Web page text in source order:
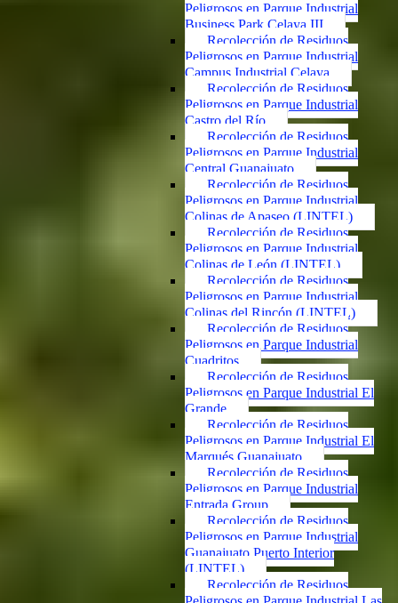
Peligrosos en Parque Industrial
Business Park Celaya III
Recolección de Residuos
Peligrosos en Parque Industrial
Campus Industrial Celaya
Recolección de Residuos
Peligrosos en Parque Industrial
Castro del Río
Recolección de Residuos
Peligrosos en Parque Industrial
Central Guanajuato
Recolección de Residuos
Peligrosos en Parque Industrial
Colinas de Apaseo (LINTEL)
Recolección de Residuos
Peligrosos en Parque Industrial
Colinas de León (LINTEL)
Recolección de Residuos
Peligrosos en Parque Industrial
Colinas del Rincón (LINTEL)
Recolección de Residuos
Peligrosos en Parque Industrial
Cuadritos
Recolección de Residuos
Peligrosos en Parque Industrial El
Grande
Recolección de Residuos
Peligrosos en Parque Industrial El
Marqués Guanajuato
Recolección de Residuos
Peligrosos en Parque Industrial
Entrada Group
Recolección de Residuos
Peligrosos en Parque Industrial
Guanajuato Puerto Interior
(LINTEL)
Recolección de Residuos